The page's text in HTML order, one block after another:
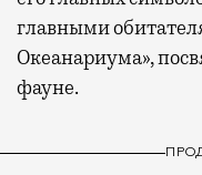
главными
Океанариума»,
фауне.